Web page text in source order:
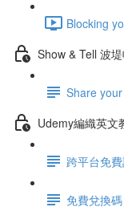
Blocking
Show & Tell 波
Share your
Udemy編織英文
跨平台免
免費兌換碼